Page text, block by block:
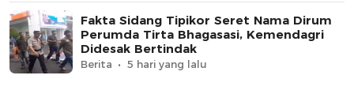
Fakta Sidang Tipikor Seret Nama Dirum
Perumda Tirta Bhagasasi, Kemendagri
Didesak Bertindak
Berita 5 hari yang lalu